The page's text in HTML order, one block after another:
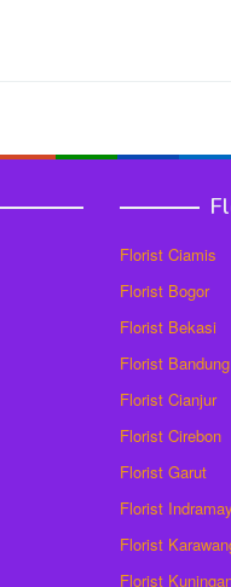
Florist Ciamis
Florist Bogor
Florist Bekasi
Florist
Florist Cianjur
Florist Cirebon
Florist Garut
Florist
Florist
Florist